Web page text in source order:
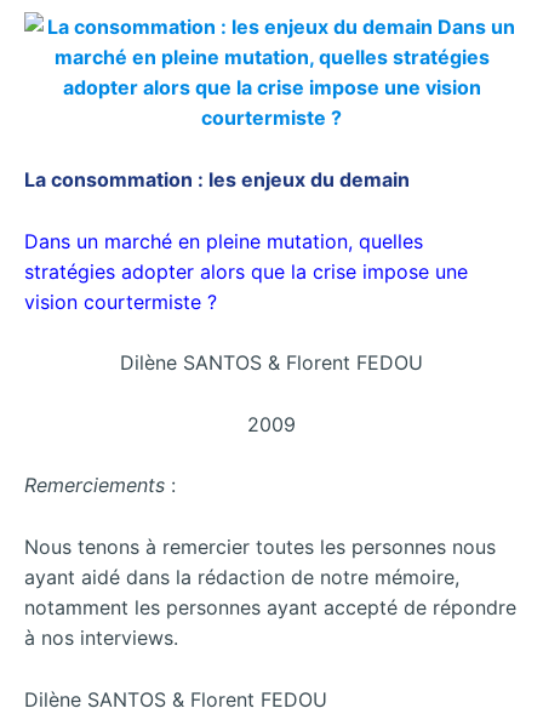
La consommation : les enjeux du demain
Dans un marché en pleine mutation, quelles
stratégies adopter alors que la crise impose une
vision courtermiste ?
Dilène SANTOS & Florent FEDOU
2009
Remerciements :
Nous tenons à remercier toutes les personnes nous
ayant aidé dans la rédaction de notre mémoire,
notamment les personnes ayant accepté de répondre
à nos interviews.
Dilène SANTOS & Florent FEDOU